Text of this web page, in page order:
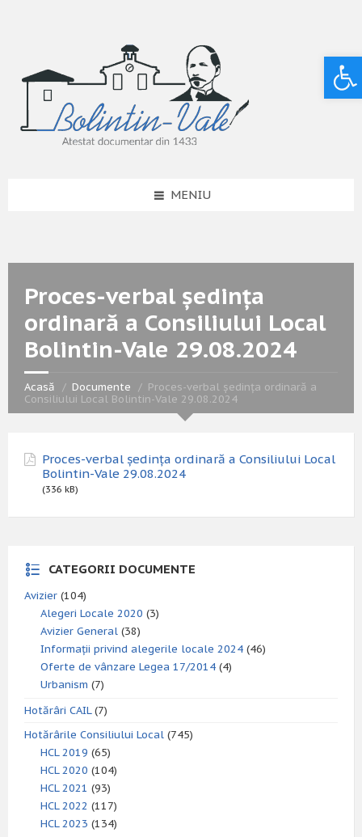
MENIU
Proces-verbal ședința
ordinară a Consiliului Local
Bolintin-Vale 29.08.2024
Acasă Documente
Proces-verbal ședința ordinară a
Consiliului Local Bolintin-Vale 29.08.2024
Proces-verbal ședința ordinară a Consiliului Local
Bolintin-Vale 29.08.2024
(336 kB)
CATEGORII DOCUMENTE
Avizier (104)
Alegeri Locale 2020 (3)
Avizier General (38)
Informații privind alegerile locale 2024 (46)
Oferte de vânzare Legea 17/2014 (4)
Urbanism (7)
Hotărâri CAIL(7)
Hotărârile Consiliului Local (745)
HCL 2019 (65)
HCL 2020 (104)
HCL 2021 (93)
HCL 2022 (117)
HCL 2023 (134)
Deschide bara de unelte